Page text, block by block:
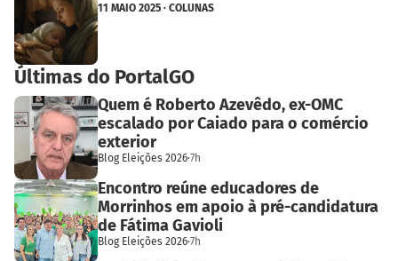
11 MAIO 2025 · COLUNAS
Últimas do PortalGO
Quem é Roberto Azevêdo, ex-OMC
escalado por Caiado para o comércio
exterior
Blog Eleições 2026·7h
Encontro reúne educadores de
Morrinhos em apoio à pré-candidatura
de Fátima Gavioli
Blog Eleições 2026·7h